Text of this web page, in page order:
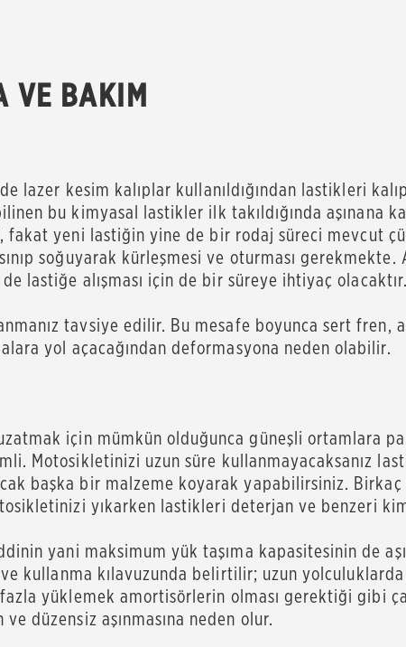
VE BAKIM
lazer kesim kalıplar kullanıldığından lastikleri
bu kimyasal lastikler ilk takıldığında aşınana
fakat yeni lastiğin yine de bir rodaj süreci mevcut
soğuyarak kürleşmesi ve oturması
lastiğe alışması için de bir süreye ihtiyaç olacaktır.
tavsiye edilir. Bu mesafe boyunca sert fren,
yol açacağından deformasyona neden olabilir.
için mümkün olduğunca güneşli ortamlara
Motosikletinizi uzun süre kullanmayacaksanız
başka bir malzeme koyarak yapabilirsiniz.
yıkarken lastikleri deterjan ve benzeri
yani maksimum yük taşıma kapasitesinin de
kullanma kılavuzunda belirtilir; uzun
yüklemek amortisörlerin olması gerektiği gibi
düzensiz aşınmasına neden olur.